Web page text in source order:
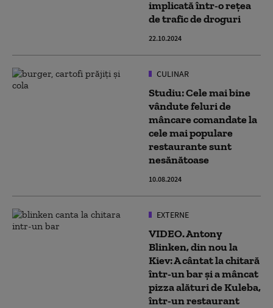
implicată într-o rețea
de trafic de droguri
22.10.2024
CULINAR
Studiu: Cele mai bine
vândute feluri de
mâncare comandate la
cele mai populare
restaurante sunt
nesănătoase
10.08.2024
EXTERNE
VIDEO. Antony
Blinken, din nou la
Kiev: A cântat la chitară
într-un bar și a mâncat
pizza alături de Kuleba,
într-un restaurant